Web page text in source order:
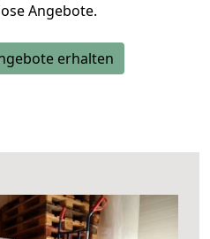
Angebote.
erhalten